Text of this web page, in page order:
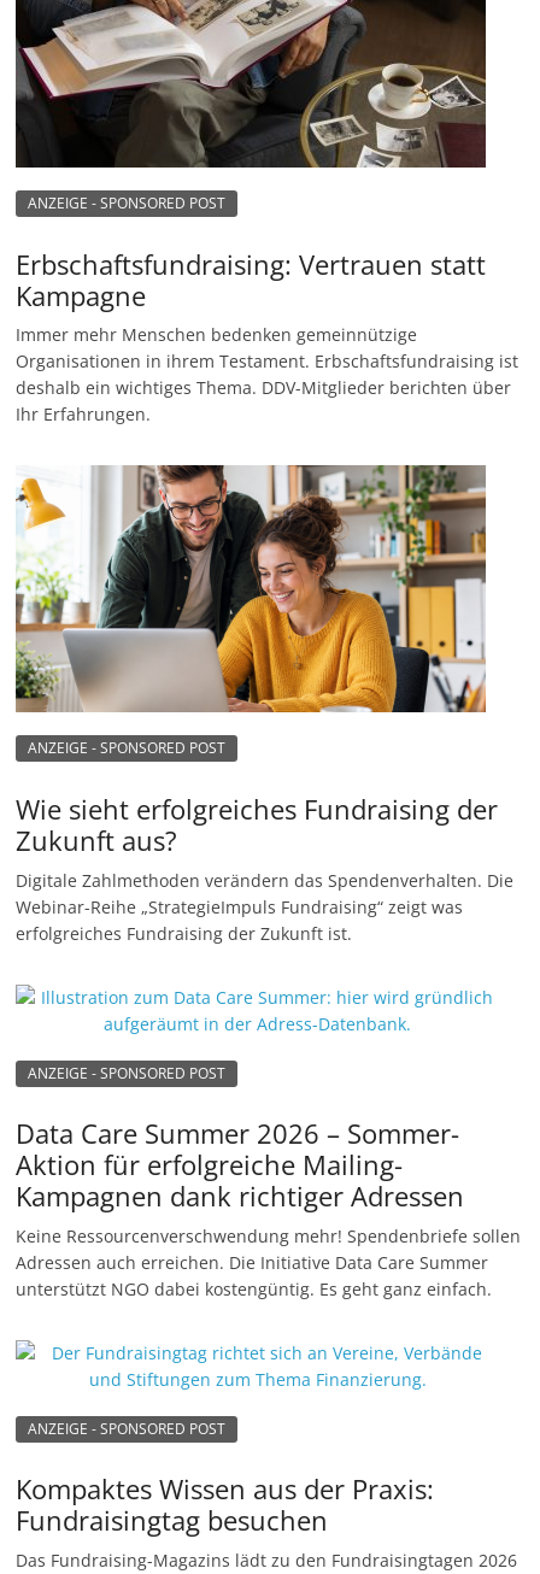
ANZEIGE - SPONSORED POST
Erbschaftsfundraising: Vertrauen statt
Kampagne
Immer mehr Menschen bedenken gemeinnützige
Organisationen in ihrem Testament. Erbschaftsfundraising ist
deshalb ein wichtiges Thema. DDV-Mitglieder berichten über
Ihr Erfahrungen.
ANZEIGE - SPONSORED POST
Wie sieht erfolgreiches Fundraising der
Zukunft aus?
Digitale Zahlmethoden verändern das Spendenverhalten. Die
Webinar-Reihe „StrategieImpuls Fundraising“ zeigt was
erfolgreiches Fundraising der Zukunft ist.
ANZEIGE - SPONSORED POST
Data Care Summer 2026 – Sommer-
Aktion für erfolgreiche Mailing-
Kampagnen dank richtiger Adressen
Keine Ressourcenverschwendung mehr! Spendenbriefe sollen
Adressen auch erreichen. Die Initiative Data Care Summer
unterstützt NGO dabei kostengüntig. Es geht ganz einfach.
ANZEIGE - SPONSORED POST
Kompaktes Wissen aus der Praxis:
Fundraisingtag besuchen
Das Fundraising-Magazins lädt zu den Fundraisingtagen 2026